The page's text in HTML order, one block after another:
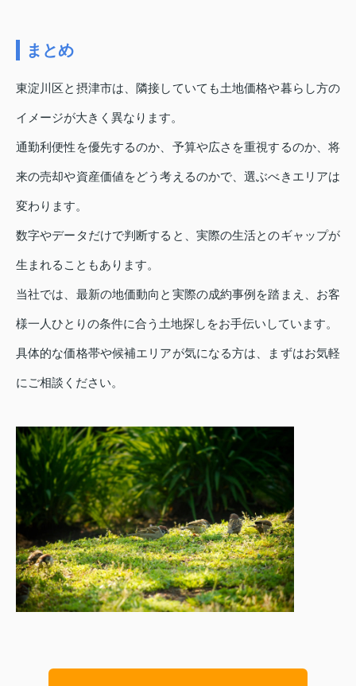
まとめ
東淀川区と摂津市は、隣接していても土地価格や暮らし方の
イメージが大きく異なります。
通勤利便性を優先するのか、予算や広さを重視するのか、将
来の売却や資産価値をどう考えるのかで、選ぶべきエリアは
変わります。
数字やデータだけで判断すると、実際の生活とのギャップが
生まれることもあります。
当社では、最新の地価動向と実際の成約事例を踏まえ、お客
様一人ひとりの条件に合う土地探しをお手伝いしています。
具体的な価格帯や候補エリアが気になる方は、まずはお気軽
にご相談ください。